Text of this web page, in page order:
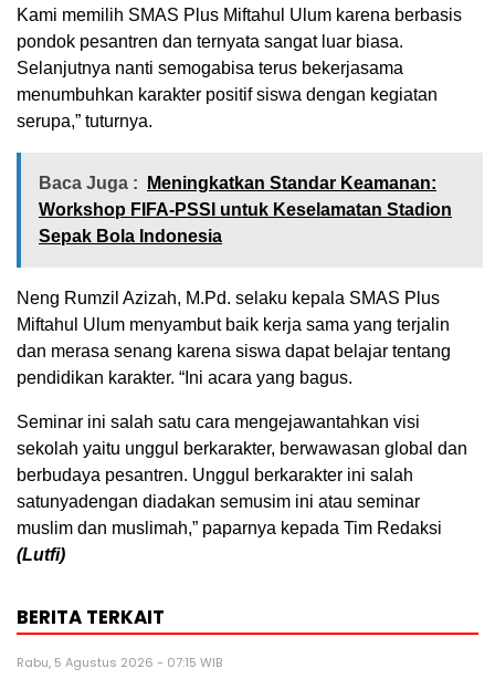
Kami memilih SMAS Plus Miftahul Ulum karena berbasis
pondok pesantren dan ternyata sangat luar biasa.
Selanjutnya nanti semogabisa terus bekerjasama
menumbuhkan karakter positif siswa dengan kegiatan
serupa,” tuturnya.
Baca Juga :
Meningkatkan Standar Keamanan:
Workshop FIFA-PSSI untuk Keselamatan Stadion
Sepak Bola Indonesia
Neng Rumzil Azizah, M.Pd. selaku kepala SMAS Plus
Miftahul Ulum menyambut baik kerja sama yang terjalin
dan merasa senang karena siswa dapat belajar tentang
pendidikan karakter. “Ini acara yang bagus.
Seminar ini salah satu cara mengejawantahkan visi
sekolah yaitu unggul berkarakter, berwawasan global dan
berbudaya pesantren. Unggul berkarakter ini salah
satunyadengan diadakan semusim ini atau seminar
muslim dan muslimah,” paparnya kepada Tim Redaksi
(Lutfi)
BERITA TERKAIT
Rabu, 5 Agustus 2026 - 07:15 WIB